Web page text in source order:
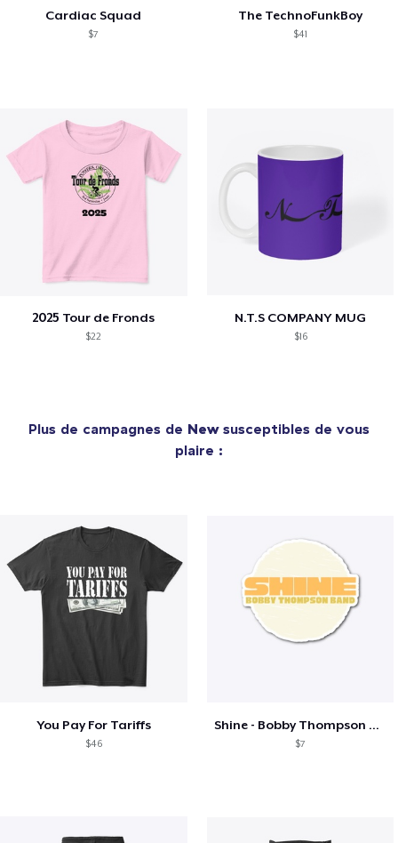
Cardiac Squad
$7
The TechnoFunkBoy
$41
2025 Tour de Fronds
$22
N.T.S COMPANY MUG
$16
Plus de campagnes de Newsusceptibles de vous
plaire :
You Pay For Tariffs
$46
Shine - Bobby Thompson Band Merch
$7